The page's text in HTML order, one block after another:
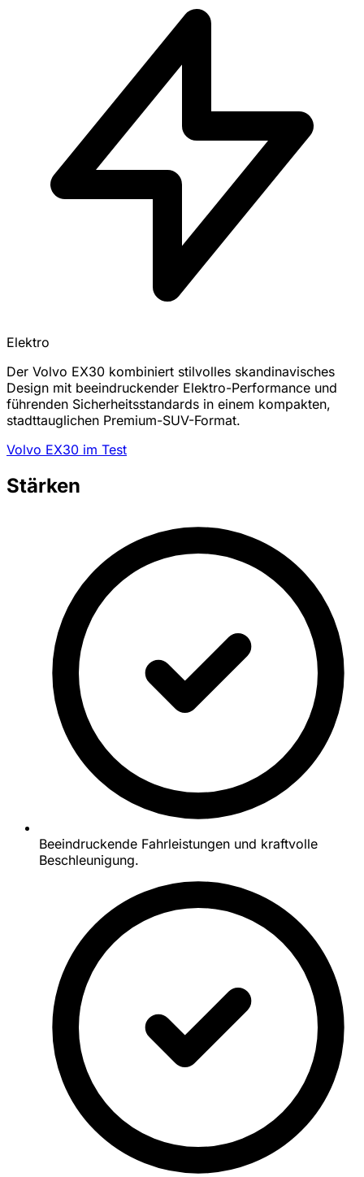
Elektro
Der Volvo EX30 kombiniert stilvolles skandinavisches
Design mit beeindruckender Elektro-Performance und
führenden Sicherheitsstandards in einem kompakten,
stadttauglichen Premium-SUV-Format.
Volvo EX30 im Test
Stärken
Beeindruckende Fahrleistungen und kraftvolle
Beschleunigung.